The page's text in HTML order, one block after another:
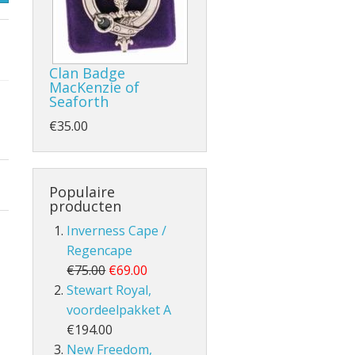
en Volle Kilt
Clan Badge
MacKenzie of
Seaforth
€35.00
Populaire
producten
Inverness Cape /
Regencape
€75.00 €69.00
Stewart Royal,
voordeelpakket A
€194.00
New Freedom,